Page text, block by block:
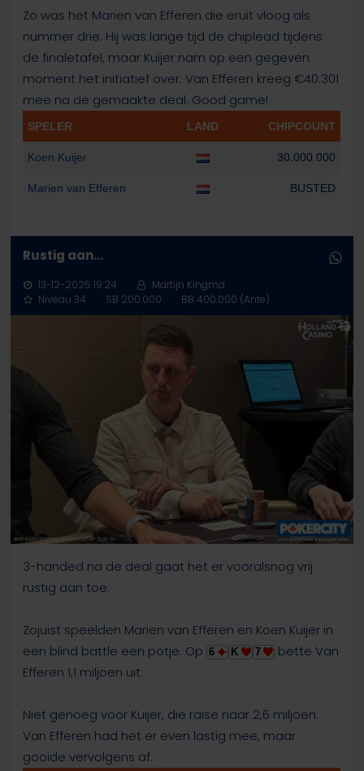
Zo was het Marien van Efferen die eruit vloog als
nummer drie. Hij was lange tijd de chiplead tijdens
de finaletafel, maar Kuijer nam op een gegeven
moment het initiatief over. Van Efferen kreeg €40.301
mee na de gemaakte deal. Good game!
SPELER LAND CHIPCOUNT
Koen Kuijer 30.000.000
Marien van Efferen BUSTED
Rustig aan...
13-12-2025 19:24
Martijn Kingma
Niveau 34
SB 200.000 BB 400.000 (Ante)
3-handed na de deal gaat het er vooralsnog vrij
rustig aan toe.
Zojuist speelden Marien van Efferen en Koen Kuijer in
een blind battle een potje. Op 6 K 7
bette Van
Efferen 1,1 miljoen uit.
Niet genoeg voor Kuijer, die raise naar 2,6 miljoen.
Van Efferen had het er even lastig mee, maar
gooide vervolgens af.